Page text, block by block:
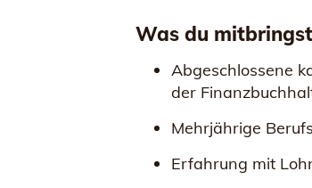
Was du mitbringst
Abgeschlossene
der
Mehrjährige
Erfahrung mit